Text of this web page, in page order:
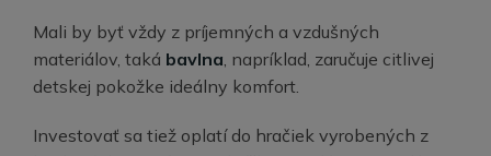
Mali by byť vždy z príjemných a vzdušných
materiálov, taká bavlna , napríklad, zaručuje citlivej
detskej pokožke ideálny komfort.
Investovať sa tiež oplatí do hračiek vyrobených z